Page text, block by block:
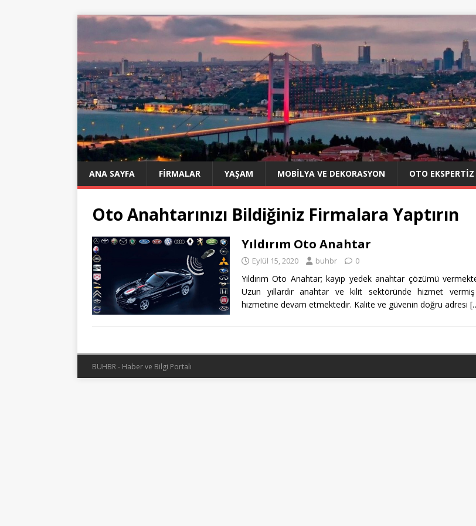
ANA SAYFA FIRMALAR YAŞAM MOBILYA VE DEKORASYON OTO EKSPERTIZ
Oto Anahtarınızı Bildiğiniz Firmalara Yaptırın
Yıldırım Oto Anahtar
Eylül 15, 2020 buhbr 0
Yıldırım Oto Anahtar; kayıp yedek anahtar çözümü
Uzun yıllardır anahtar ve kilit sektöründe hizmet
hizmetine devam etmektedir. Kalite ve güvenin doğru adresi
BUHBR - Haber ve Bilgi Portalı